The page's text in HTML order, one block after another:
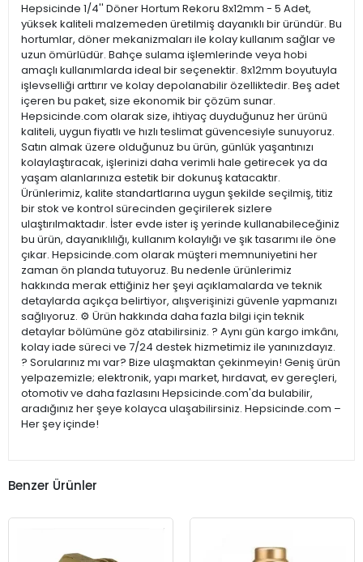
Hepsicinde 1/4'' Döner Hortum Rekoru 8x12mm - 5 Adet,
yüksek kaliteli malzemeden üretilmiş dayanıklı bir üründür. Bu
hortumlar, döner mekanizmaları ile kolay kullanım sağlar ve
uzun ömürlüdür. Bahçe sulama işlemlerinde veya hobi
amaçlı kullanımlarda ideal bir seçenektir. 8x12mm boyutuyla
işlevselliği arttırır ve kolay depolanabilir özelliktedir. Beş adet
içeren bu paket, size ekonomik bir çözüm sunar.
Hepsicinde.com olarak size, ihtiyaç duyduğunuz her ürünü
kaliteli, uygun fiyatlı ve hızlı teslimat güvencesiyle sunuyoruz.
Satın almak üzere olduğunuz bu ürün, günlük yaşantınızı
kolaylaştıracak, işlerinizi daha verimli hale getirecek ya da
yaşam alanlarınıza estetik bir dokunuş katacaktır.
Ürünlerimiz, kalite standartlarına uygun şekilde seçilmiş, titiz
bir stok ve kontrol sürecinden geçirilerek sizlere
ulaştırılmaktadır. İster evde ister iş yerinde kullanabileceğiniz
bu ürün, dayanıklılığı, kullanım kolaylığı ve şık tasarımı ile öne
çıkar. Hepsicinde.com olarak müşteri memnuniyetini her
zaman ön planda tutuyoruz. Bu nedenle ürünlerimiz
hakkında merak ettiğiniz her şeyi açıklamalarda ve teknik
detaylarda açıkça belirtiyor, alışverişinizi güvenle yapmanızı
sağlıyoruz. ⚙️ Ürün hakkında daha fazla bilgi için teknik
detaylar bölümüne göz atabilirsiniz. ? Aynı gün kargo imkânı,
kolay iade süreci ve 7/24 destek hizmetimiz ile yanınızdayız.
? Sorularınız mı var? Bize ulaşmaktan çekinmeyin! Geniş ürün
yelpazemizle; elektronik, yapı market, hırdavat, ev gereçleri,
otomotiv ve daha fazlasını Hepsicinde.com'da bulabilir,
aradığınız her şeye kolayca ulaşabilirsiniz. Hepsicinde.com –
Her şey içinde!
Benzer Ürünler